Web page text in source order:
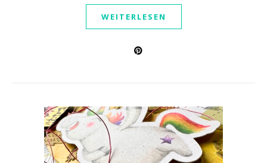
WEITERLESEN